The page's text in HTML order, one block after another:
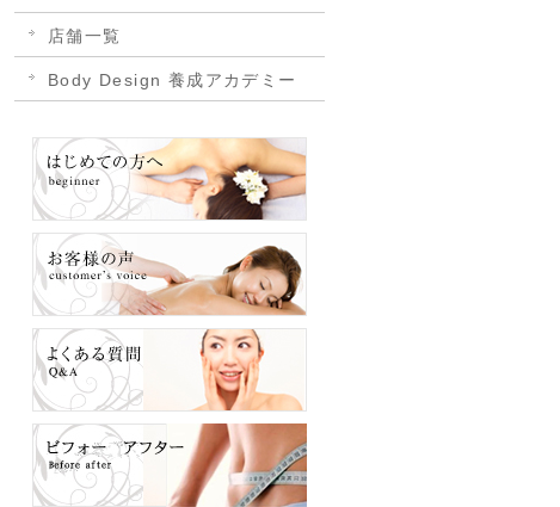
店舗一覧
Body Design 養成アカデミー